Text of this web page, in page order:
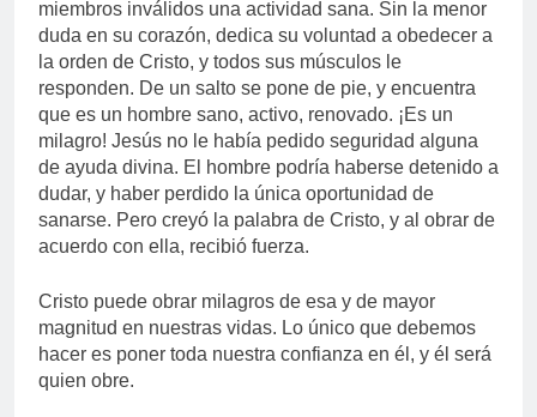
miembros inválidos una actividad sana. Sin la menor
duda en su corazón, dedica su voluntad a obedecer a
la orden de Cristo, y todos sus músculos le
responden. De un salto se pone de pie, y encuentra
que es un hombre sano, activo, renovado. ¡Es un
milagro! Jesús no le había pedido seguridad alguna
de ayuda divina. El hombre podría haberse detenido a
dudar, y haber perdido la única oportunidad de
sanarse. Pero creyó la palabra de Cristo, y al obrar de
acuerdo con ella, recibió fuerza.
Cristo puede obrar milagros de esa y de mayor
magnitud en nuestras vidas. Lo único que debemos
hacer es poner toda nuestra confianza en él, y él será
quien obre.